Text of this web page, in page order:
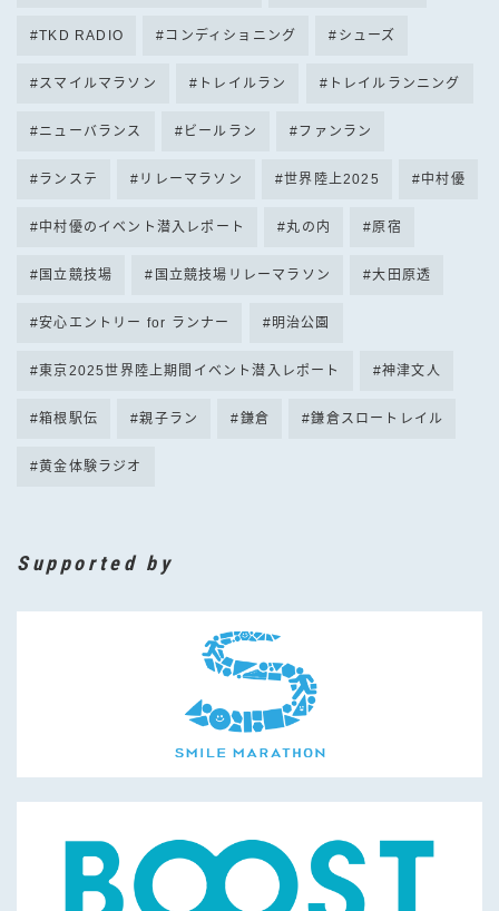
TKD RADIO コンディショニング シューズ
スマイルマラソン トレイルラン トレイルランニング
ニューバランス ビールラン ファンラン
ランステ リレーマラソン 世界陸上2025 中村優
中村優のイベント潜入レポート 丸の内 原宿
国立競技場 国立競技場リレーマラソン 大田原透
安心エントリー for ランナー 明治公園
東京2025世界陸上期間イベント潜入レポート 神津文人
箱根駅伝 親子ラン 鎌倉 鎌倉スロートレイル
黄金体験ラジオ
Supported by